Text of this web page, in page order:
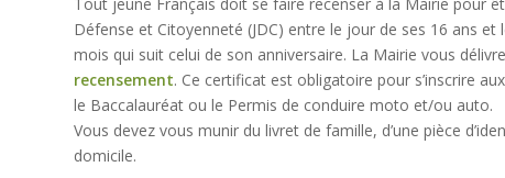
Défense et Citoyenneté (JDC) entre le jour de ses 16 ans et
mois qui suit celui de son anniversaire. La Mairie vous
recensement. Ce certificat est obligatoire pour s’inscrire
le Baccalauréat ou le Permis de conduire moto et/ou auto.
Vous devez vous munir du livret de famille, d’une pièce
domicile.